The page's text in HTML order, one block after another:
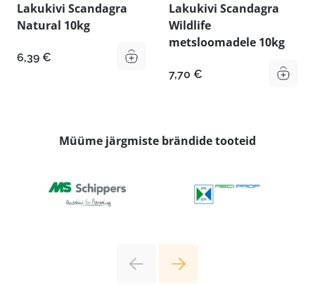
Lakukivi Scandagra
Natural 10kg
6,39 €
Lakukivi Scandagra
Wildlife
metsloomadele 10kg
7,70 €
Müüme järgmiste brändide tooteid